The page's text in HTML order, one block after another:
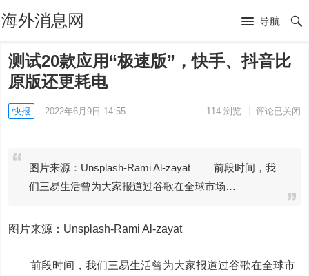
海外消息网 导航
测试20款应用“极速版”，快手、抖音比
原版还更耗电
快报 2022年6月9日 14:55 114浏览 评论已关闭
图片来源：Unsplash-Rami Al-zayat 前段时间，我
们三易生活曾为大家报道过谷歌在全球市场…
图片来源：Unsplash-Rami Al-zayat
前段时间，我们三易生活曾为大家报道过谷歌在全球市